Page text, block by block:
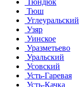
Тюш
Углеуральский
Узяр
Уинское
Уразметьево
Уральский
Усовский
Усть-Гаревая
Усть-Качка